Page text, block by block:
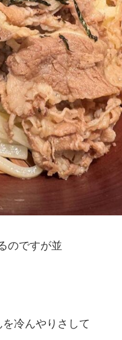
のですが並
冷んやりさして